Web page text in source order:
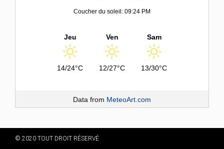
Coucher du soleil: 09:24 PM
Jeu
14/24°C
Ven
12/27°C
Sam
13/30°C
Data from MeteoArt.com
© 2020 TOUT DROIT RÉSERVÉ